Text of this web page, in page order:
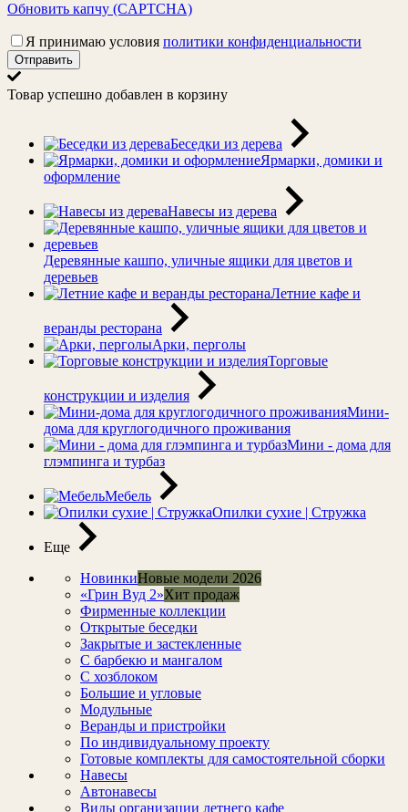
Обновить капчу (CAPTCHA)
Я принимаю условия политики конфиденциальности
Отправить
Товар успешно добавлен в корзину
Беседки из дерева
Ярмарки, домики и
оформление
Навесы из дерева
Деревянные кашпо, уличные ящики для цветов и
деревьев
Летние кафе и
веранды ресторана
Арки, перголы
Торговые
конструкции и изделия
Мини-
дома для круглогодичного проживания
Мини - дома для
глэмпинга и турбаз
Мебель
Опилки сухие | Стружка
Еще
НовинкиНовые модели 2026
«Грин Вуд 2»Хит продаж
Фирменные коллекции
Открытые беседки
Закрытые и застекленные
С барбекю и мангалом
С хозблоком
Большие и угловые
Модульные
Веранды и пристройки
По индивидуальному проекту
Готовые комплекты для самостоятельной сборки
Навесы
Автонавесы
Виды организации летнего кафе